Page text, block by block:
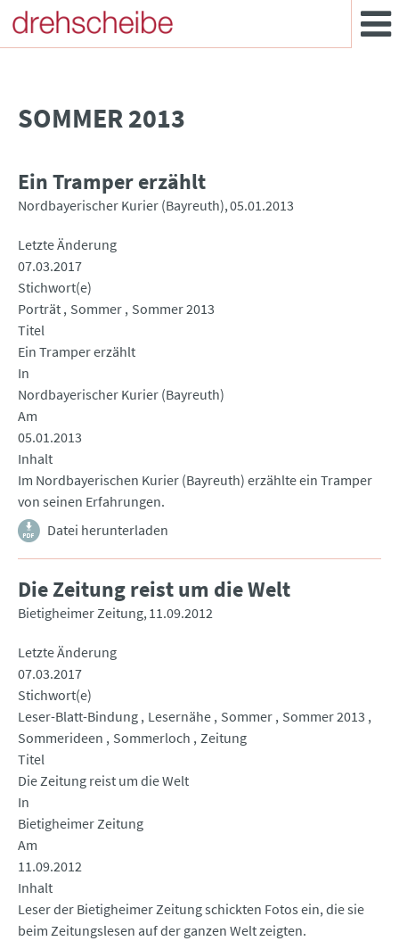
SOMMER 2013
Ein Tramper erzählt
Nordbayerischer Kurier (Bayreuth) 05.01.2013
Letzte Änderung
07.03.2017
Stichwort(e)
Porträt Sommer Sommer 2013
Titel
Ein Tramper erzählt
In
Nordbayerischer Kurier (Bayreuth)
Am
05.01.2013
Inhalt
Im Nordbayerischen Kurier (Bayreuth) erzählte ein Tramper
von seinen Erfahrungen.
Datei herunterladen
Die Zeitung reist um die Welt
Bietigheimer Zeitung 11.09.2012
Letzte Änderung
07.03.2017
Stichwort(e)
Leser-Blatt-Bindung Lesernähe Sommer Sommer 2013
Sommerideen
Sommerloch Zeitung
Titel
Die Zeitung reist um die Welt
In
Bietigheimer Zeitung
Am
11.09.2012
Inhalt
Leser der Bietigheimer Zeitung schickten Fotos ein, die sie
beim Zeitungslesen auf der ganzen Welt zeigten.